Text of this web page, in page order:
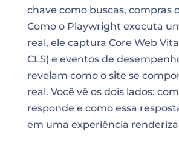
chave como buscas, compras
Como o Playwright executa
real, ele captura Core Web
CLS) e eventos de
revelam como o site se
real. Você vê os dois lados:
responde e como essa
em uma experiência